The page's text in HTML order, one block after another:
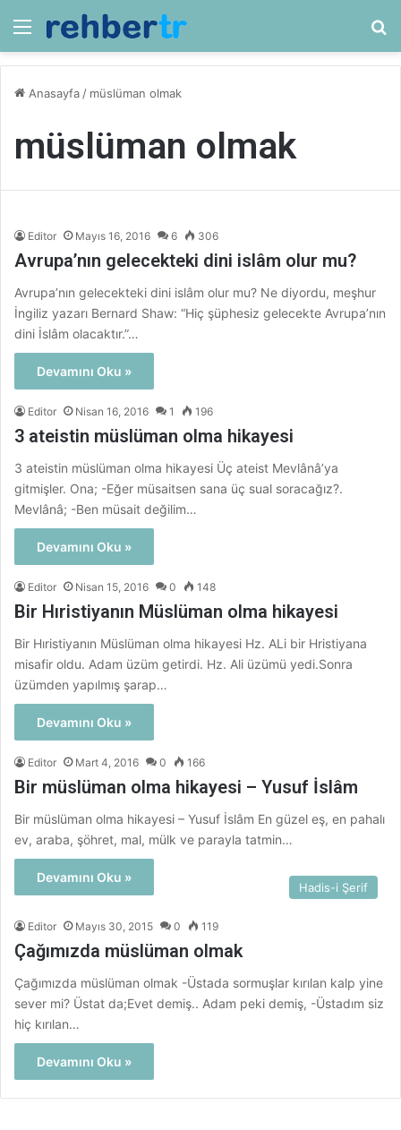
Menü
Anasayfa / müslüman olmak
müslüman olmak
Editor Mayıs 16, 2016 6 306
Avrupa’nın gelecekteki dini islâm olur mu?
Avrupa’nın gelecekteki dini islâm olur mu? Ne diyordu, meşhur
İngiliz yazarı Bernard Shaw: “Hiç şüphesiz gelecekte Avrupa’nın
dini İslâm olacaktır.”…
Devamını Oku »
Editor Nisan 16, 2016 1 196
3 ateistin müslüman olma hikayesi
3 ateistin müslüman olma hikayesi Üç ateist Mevlânâ’ya
gitmişler. Ona; -Eğer müsaitsen sana üç sual soracağız?.
Mevlânâ; -Ben müsait değilim…
Devamını Oku »
Editor Nisan 15, 2016 0 148
Bir Hıristiyanın Müslüman olma hikayesi
Bir Hıristiyanın Müslüman olma hikayesi Hz. ALi bir Hristiyana
misafir oldu. Adam üzüm getirdi. Hz. Ali üzümü yedi.Sonra
üzümden yapılmış şarap…
Devamını Oku »
Editor Mart 4, 2016 0 166
Bir müslüman olma hikayesi – Yusuf İslâm
Bir müslüman olma hikayesi – Yusuf İslâm En güzel eş, en pahalı
ev, araba, şöhret, mal, mülk ve parayla tatmin…
Devamını Oku »
Hadis-i Şerif
Editor Mayıs 30, 2015 0 119
Çağımızda müslüman olmak
Çağımızda müslüman olmak -Üstada sormuşlar kırılan kalp yine
sever mi? Üstat da;Evet demiş.. Adam peki demiş, -Üstadım siz
hiç kırılan…
Devamını Oku »